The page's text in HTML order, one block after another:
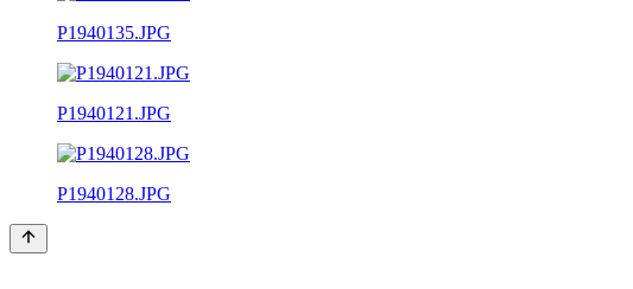
P1940135.JPG
P1940121.JPG
P1940128.JPG